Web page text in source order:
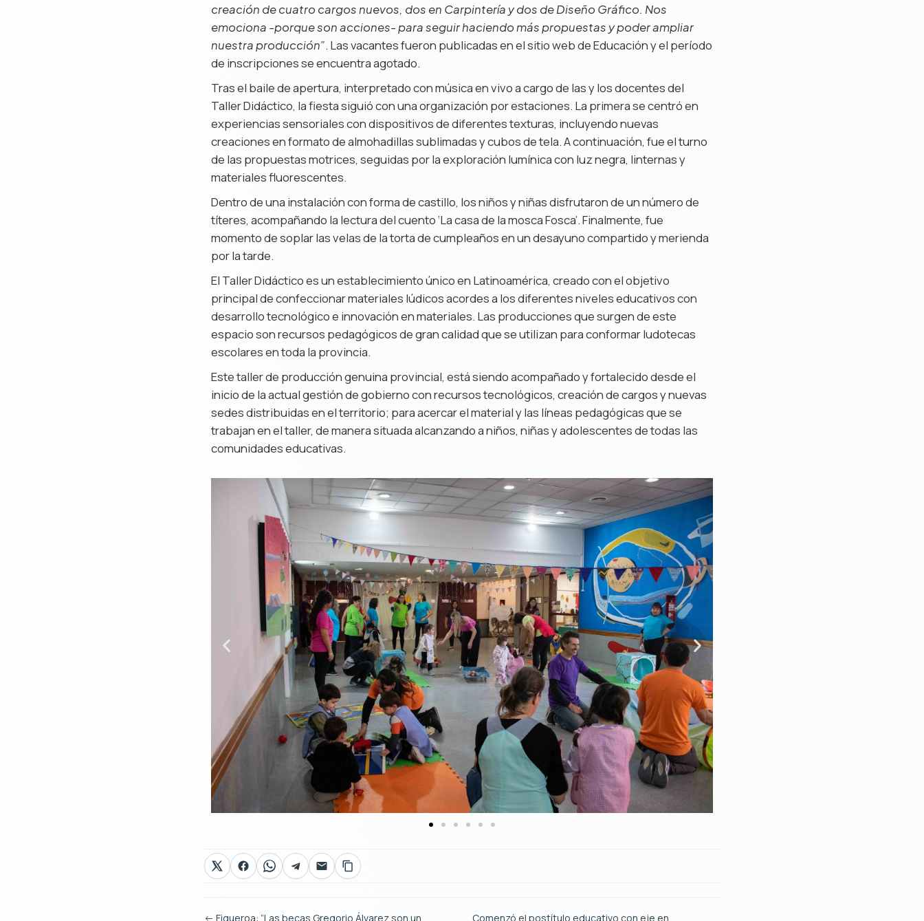
creación de cuatro cargos nuevos, dos en Carpintería y dos de Diseño Gráfico. Nos
emociona -porque son acciones- para seguir haciendo más propuestas y poder ampliar
nuestra producción”. Las vacantes fueron publicadas en el sitio web de Educación y el período
de inscripciones se encuentra agotado.
Tras el baile de apertura, interpretado con música en vivo a cargo de las y los docentes del
Taller Didáctico, la fiesta siguió con una organización por estaciones. La primera se centró en
experiencias sensoriales con dispositivos de diferentes texturas, incluyendo nuevas
creaciones en formato de almohadillas sublimadas y cubos de tela. A continuación, fue el turno
de las propuestas motrices, seguidas por la exploración lumínica con luz negra, linternas y
materiales fluorescentes.
Dentro de una instalación con forma de castillo, los niños y niñas disfrutaron de un número de
títeres, acompañando la lectura del cuento ‘La casa de la mosca Fosca’. Finalmente, fue
momento de soplar las velas de la torta de cumpleaños en un desayuno compartido y merienda
por la tarde.
El Taller Didáctico es un establecimiento único en Latinoamérica, creado con el objetivo
principal de confeccionar materiales lúdicos acordes a los diferentes niveles educativos con
desarrollo tecnológico e innovación en materiales. Las producciones que surgen de este
espacio son recursos pedagógicos de gran calidad que se utilizan para conformar ludotecas
escolares en toda la provincia.
Este taller de producción genuina provincial, está siendo acompañado y fortalecido desde el
inicio de la actual gestión de gobierno con recursos tecnológicos, creación de cargos y nuevas
sedes distribuidas en el territorio; para acercar el material y las líneas pedagógicas que se
trabajan en el taller, de manera situada alcanzando a niños, niñas y adolescentes de todas las
comunidades educativas.
← Figueroa: “Las becas Gregorio Álvarez son un Comenzó el postítulo educativo con eje en